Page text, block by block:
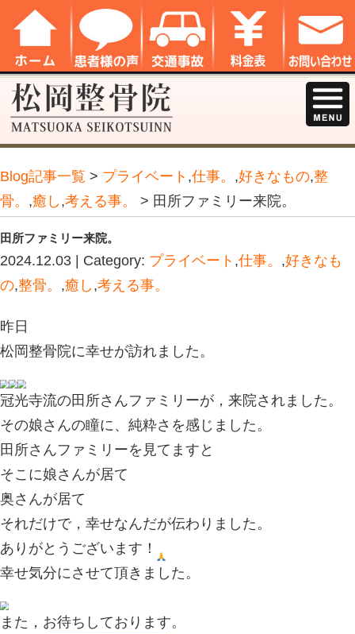
Blog記事一覧> プライベート 仕事。
骨。,癒し,考える事。
田所ファミリー来院。
2024.12.03 | Category:
の,整骨。,癒し, 考える事。
昨日
松岡整骨院に幸せが訪れました。
冠光寺流の田所さんファミリーが，
その娘さんの瞳に、純粋さを感じま